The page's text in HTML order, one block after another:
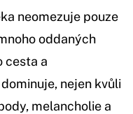
neomezuje pouze
oddaných
cesta a
nejen kvůli
melancholie a